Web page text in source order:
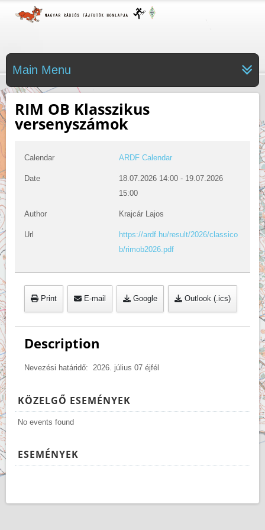
Main Menu
RIM OB Klasszikus
versenyszámok
Calendar ARDF Calendar
Date 18.07.2026 14:00 - 19.07.2026
15:00
Author Krajcár Lajos
Url
https://ardf.hu/result/2026/classico
b/rimob2026.pdf
Print E-mail Google Outlook (.ics)
Description
Nevezési határidő: 2026. július 07 éjfél
KÖZELGŐ ESEMÉNYEK
No events found
ESEMÉNYEK